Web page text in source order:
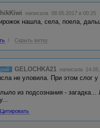
написала 08.05.2017 в 00:25
нашла, села, поела,
/ Скрыть ветку
GELOCHKA21 написала
не уловила. При этом слог
из подсознания -
Цитировать